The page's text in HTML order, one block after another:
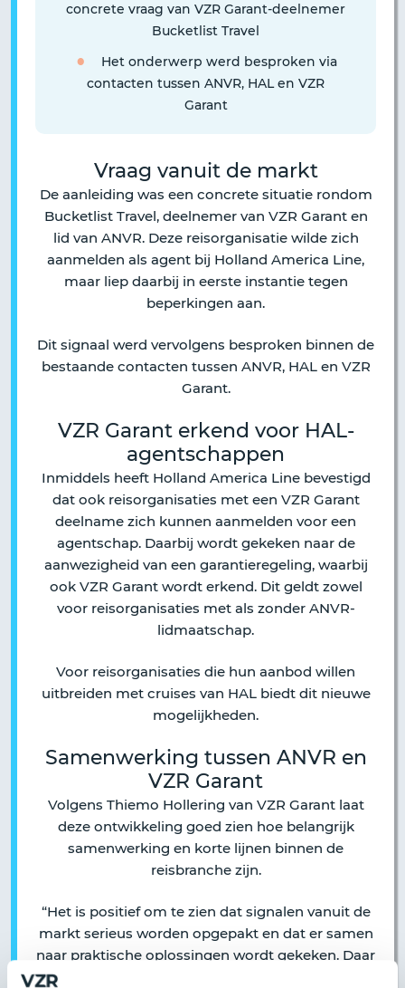
concrete vraag van VZR Garant-deelnemer
Bucketlist Travel
Het onderwerp werd besproken via
contacten tussen ANVR, HAL en VZR
Garant
Vraag vanuit de markt
De aanleiding was een concrete situatie rondom
Bucketlist Travel, deelnemer van VZR Garant en
lid van ANVR. Deze reisorganisatie wilde zich
aanmelden als agent bij Holland America Line,
maar liep daarbij in eerste instantie tegen
beperkingen aan.
Dit signaal werd vervolgens besproken binnen de
bestaande contacten tussen ANVR, HAL en VZR
Garant.
VZR Garant erkend voor HAL-
agentschappen
Inmiddels heeft Holland America Line bevestigd
dat ook reisorganisaties met een VZR Garant
deelname zich kunnen aanmelden voor een
agentschap. Daarbij wordt gekeken naar de
aanwezigheid van een garantieregeling, waarbij
ook VZR Garant wordt erkend. Dit geldt zowel
voor reisorganisaties met als zonder ANVR-
lidmaatschap.
Voor reisorganisaties die hun aanbod willen
uitbreiden met cruises van HAL biedt dit nieuwe
mogelijkheden.
Samenwerking tussen ANVR en
VZR Garant
Volgens Thiemo Hollering van VZR Garant laat
deze ontwikkeling goed zien hoe belangrijk
samenwerking en korte lijnen binnen de
reisbranche zijn.
“Het is positief om te zien dat signalen vanuit de
markt serieus worden opgepakt en dat er samen
naar praktische oplossingen wordt gekeken. Daar
hebben onze deelnemers direct voordeel van.”